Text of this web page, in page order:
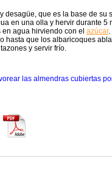
desagüe, que es la base de su
en una olla y hervir durante 5
agua hirviendo con el azúcar.
hasta que los albaricoques
y servir frío.
las almendras cubiertas